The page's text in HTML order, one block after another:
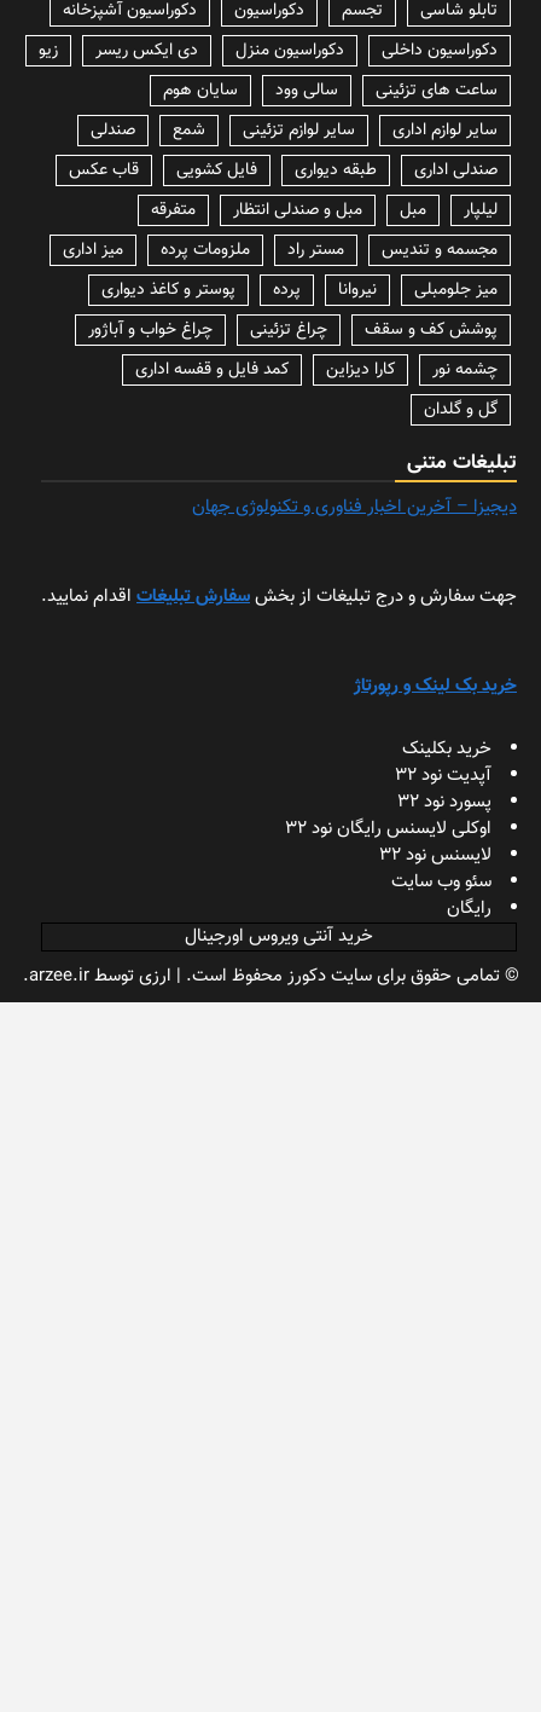
تابلو شاسی
تجسم دکوراسیون
دکوراسیون آشپزخانه
دکوراسیون داخلی
دکوراسیون منزل دی ایکس ریسر
زیو
ساعت های تزئینی
سالی وود
سایان هوم
سایر لوازم اداری
سایر لوازم تزئینی شمع
صندلی
صندلی اداری
طبقه دیواری فایل کشویی
قاب عکس
لیلپار
مبل مبل و صندلی انتظار
متفرقه
مجسمه و تندیس
مستر راد ملزومات پرده
میز اداری
میز جلومبلی
نیروانا پرده
پوستر و کاغذ دیواری
پوشش کف و سقف
چراغ تزئینی
چراغ خواب و آباژور
چشمه نور
کارا دیزاین
کمد فایل و قفسه اداری
گل و گلدان
تبلیغات متنی
دیجیزا – آخرین اخبار فناوری و تکنولوژی جهان
جهت سفارش و درج تبلیغات از بخشسفارش تبلیغات اقدام نمایید.
خرید بک لینک و رپورتاژ
خرید بکلینک
آپدیت نود 32
پسورد نود 32
اوکلی لایسنس رایگان نود 32
لایسنس نود 32
سئو وب سایت
رایگان
خرید آنتی ویروس اورجینال
© تمامی حقوق برای سایت دکورز محفوظ است. | ارزیتوسط arzee.ir.